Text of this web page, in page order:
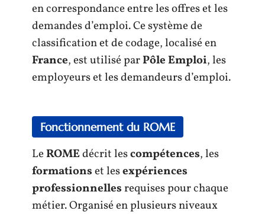
en correspondance entre les offres et les
demandes d’emploi. Ce système de
classification et de codage, localisé en
France, est utilisé parPôle Emploi, les
employeurs et les demandeurs d’emploi.
Fonctionnement du ROME
LeROMEdécrit lescompétences, les
formationset lesexpériences
professionnellesrequises pour chaque
métier. Organisé en plusieurs niveaux